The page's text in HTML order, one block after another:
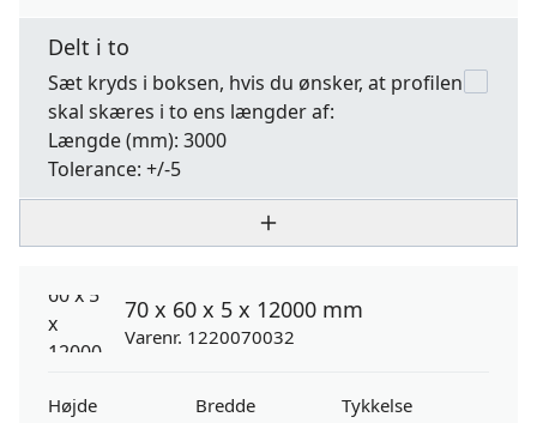
Delt i to
Sæt kryds i boksen, hvis du ønsker, at profilen
skal skæres i to ens længder af:
Længde(mm): 3000
Tolerance: +/-5
70 x 60 x 5 x 12000 mm
Varenr. 1220070032
Højde Bredde Tykkelse